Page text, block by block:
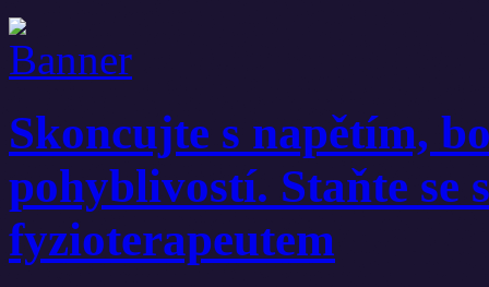
Skoncujte s napětím,
pohyblivostí. Staňte se
fyzioterapeutem